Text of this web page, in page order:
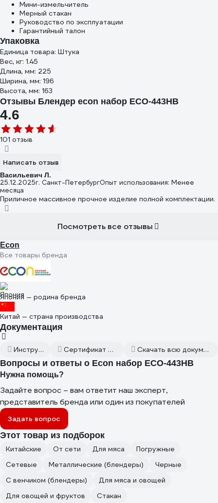
Мини-измельчитель
Мерный стакан
Руководство по эксплуатации
Гарантийный талон
Упаковка
Единица товара: Штука
Вес, кг: 1.45
Длина, мм: 225
Ширина, мм: 196
Высота, мм: 163
Отзывы Блендер econ набор ECO-443HB
4.6
101 отзыв
Написать отзыв
Васильевич Л.
25.12.2025г. Санкт-ПетербургОпыт использования: Менее
месяца
Приличное массивное прочное изделие полной комплектации.
Посмотреть все отзывы
Econ
Все товары бренда
Япония — родина бренда
Китай — страна производства
Документация
Инструкция Сертификат дилера Скачать всю документацию
Вопросы и ответы о Econ набор ECO-443HB
Нужна помощь?
Задайте вопрос – вам ответит наш эксперт,
представитель бренда или один из покупателей
Задать вопрос
Этот товар из подборок
Китайские От сети Для мяса
Погружные
Сетевые
Металлические (блендеры)
Черные
С венчиком (блендеры)
Для мяса и овощей
Для овощей и фруктов
Стакан